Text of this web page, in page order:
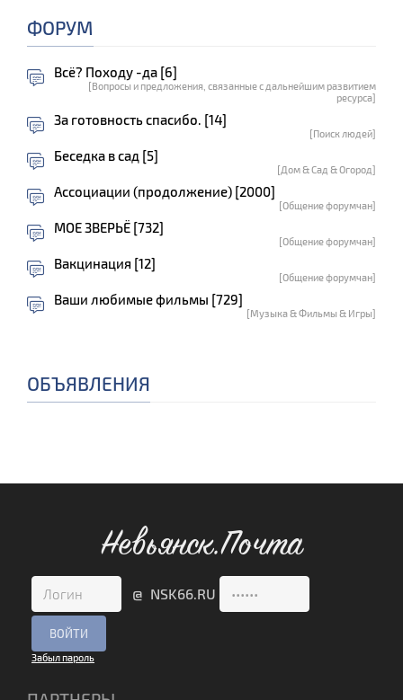
ФОРУМ
Всё? Походу -да [6]
[Вопросы и предложения, связанные с дальнейшим развитием
ресурса]
За готовность спасибо. [14]
[Поиск людей]
Беседка в сад [5]
[Дом & Сад & Огород]
Ассоциации (продолжение) [2000]
[Общение форумчан]
МОЕ ЗВЕРЬЁ [732]
[Общение форумчан]
Вакцинация [12]
[Общение форумчан]
Ваши любимые фильмы [729]
[Музыка & Фильмы & Игры]
ОБЪЯВЛЕНИЯ
Невьянск.Почта
@ NSK66.RU
Забыл пароль